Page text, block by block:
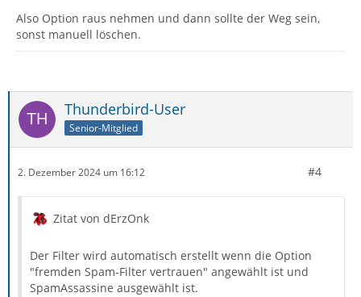
Also Option raus nehmen und dann sollte der Weg sein,
sonst manuell löschen.
Thunderbird-User
Senior-Mitglied
2. Dezember 2024 um 16:12 #4
Zitat von dErzOnk
Der Filter wird automatisch erstellt wenn die Option
"fremden Spam-Filter vertrauen" angewählt ist und
SpamAssassine ausgewählt ist.